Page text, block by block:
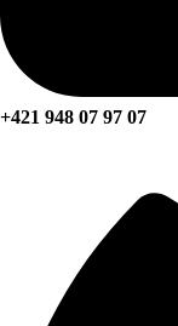
+421 948 07 97 07